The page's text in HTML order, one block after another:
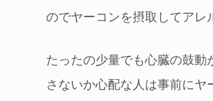
のでヤーコンを摂取してアレ
たったの少量でも心臓の鼓動
さないか心配な人は事前に